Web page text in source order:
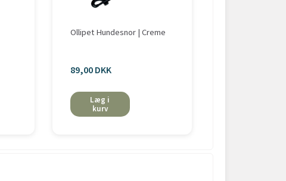
Ollipet Hundesnor | Creme
89,00 DKK
Læg i
kurv